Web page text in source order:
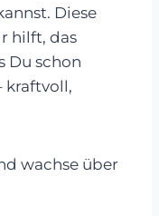
Diese
hilft, das
Du schon
kraftvoll,
wachse über